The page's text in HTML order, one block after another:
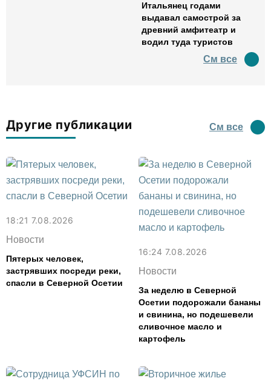
Итальянец годами
выдавал самострой за
древний амфитеатр и
водил туда туристов
См все
Другие публикации См все
18:21 7.08.2026
Новости
Пятерых человек,
застрявших посреди реки,
спасли в Северной Осетии
16:24 7.08.2026
Новости
За неделю в Северной
Осетии подорожали бананы
и свинина, но подешевели
сливочное масло и
картофель